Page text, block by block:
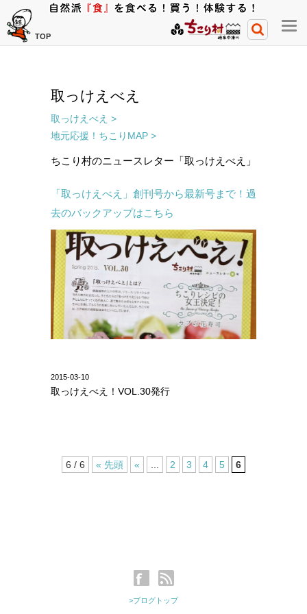
TOP
メ
ニ
取っけえべえ
取っけえべえ >
地元応援！ちこりMAP >
ちこり村のニュースレター「取っけえべえ」
「取っけえべえ」創刊号から最新号まで！過
去のバックアップはこちら
2015-03-10
取っけえべえ！VOL.30発行
6 / 6 « 先頭 « 2 3 4 5 6
>ブログトップ